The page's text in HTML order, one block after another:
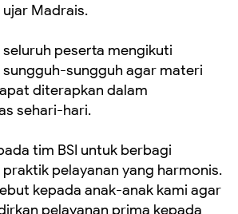
Madrais.
seluruh peserta mengikuti
sungguh agar materi
diterapkan dalam
sehari-hari.
tim BSI untuk berbagi
pelayanan yang harmonis.
kepada anak-anak kami agar
pelayanan prima kepada